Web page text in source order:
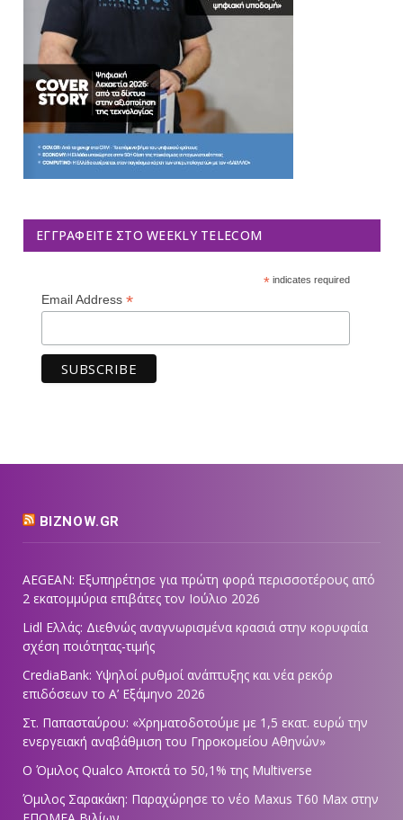
ΕΓΓΡΑΦΕΊΤΕ ΣΤΟ WEEKLY TELECOM
*indicates required
Email Address *
BIZNOW.GR
AEGEAN: Εξυπηρέτησε για πρώτη φορά περισσοτέρους από
2 εκατομμύρια επιβάτες τον Ιούλιο 2026
Lidl Ελλάς: Διεθνώς αναγνωρισμένα κρασιά στην κορυφαία
σχέση ποιότητας-τιμής
CrediaBank: Υψηλοί ρυθμοί ανάπτυξης και νέα ρεκόρ
επιδόσεων το Α’ Εξάμηνο 2026
Στ. Παπασταύρου: «Χρηματοδοτούμε με 1,5 εκατ. ευρώ την
ενεργειακή αναβάθμιση του Γηροκομείου Αθηνών»
Ο Όμιλος Qualco Αποκτά το 50,1% της Multiverse
Όμιλος Σαρακάκη: Παραχώρησε το νέο Maxus T60 Max στην